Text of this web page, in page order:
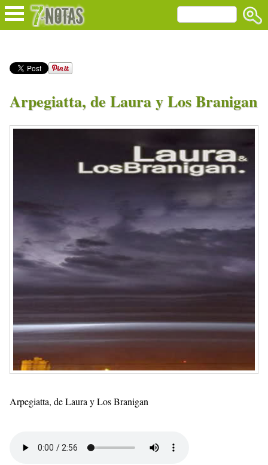
Arpegiatta, de Laura y Los Branigan
Arpegiatta, de Laura y Los Branigan